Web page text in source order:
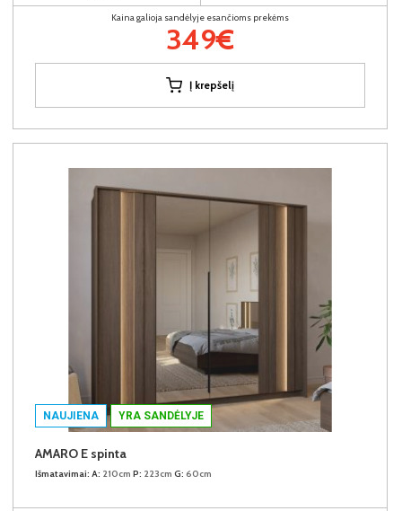
Kaina galioja sandėlyje esančioms prekėms
349€
Į krepšelį
NAUJIENA YRA SANDĖLYJE
AMARO E spinta
Išmatavimai: A: 210cm P: 223cm G: 60cm